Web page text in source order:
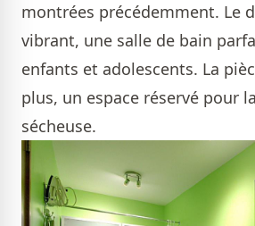
montrées précédemment. Le
vibrant, une salle de bain
enfants et adolescents. La
plus, un espace réservé pour
sécheuse.